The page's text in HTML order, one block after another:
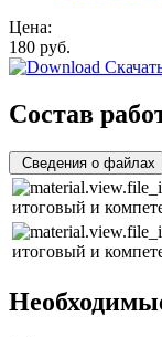
Цена:
180 руб.
Состав
Сведения о файлах
итоговый и
итоговый и